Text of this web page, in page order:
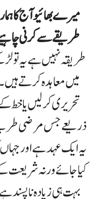
میرے بھائیو آج کا
طریقے سے کرنی
طریقہ نہیں ہے یہ تو
میں معاہدہ کرتے ہیں
تحریری کر لیں یا
ذریعے جس مرضی
یہ ایک عہد ہے اور
کیا جائے ورنہ شریعت
بہت ہی زیادہ